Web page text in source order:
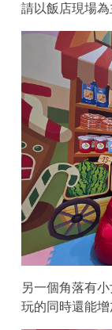
請以飯店現場為
另一個角落有
玩的同時還能增